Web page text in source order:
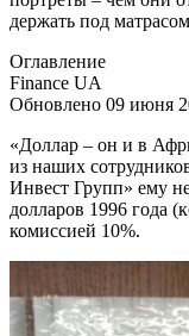
держать под
Оглавление
Finance UA
Обновлено 09 июня
«Доллар – он и в
из наших
Инвест Групп» ему
долларов 1996 года
комиссией 10%.